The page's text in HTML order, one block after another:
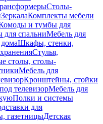
Столы-
ЗеркалаКомплекты мебели
и тумбы для
спальниМебель для
Шкафы, стенки,
Стулья,
столы, столы-
Мебель для
Кронштейны, стойки
телевизорМебель для
Полки и системы
для
газетницыДетская